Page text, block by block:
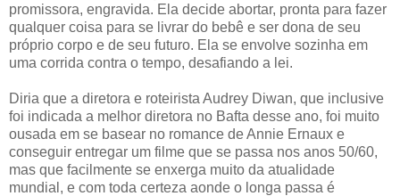
promissora, engravida. Ela decide abortar, pronta para fazer
qualquer coisa para se livrar do bebê e ser dona de seu
próprio corpo e de seu futuro. Ela se envolve sozinha em
uma corrida contra o tempo, desafiando a lei.
Diria que a diretora e roteirista Audrey Diwan, que inclusive
foi indicada a melhor diretora no Bafta desse ano, foi muito
ousada em se basear no romance de Annie Ernaux e
conseguir entregar um filme que se passa nos anos 50/60,
mas que facilmente se enxerga muito da atualidade
mundial, e com toda certeza aonde o longa passa é